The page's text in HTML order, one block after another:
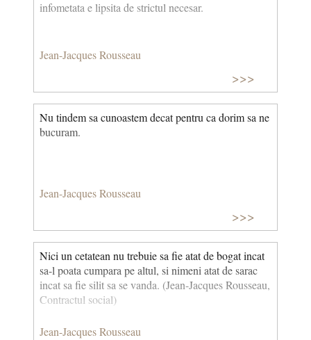
infometata e lipsita de strictul necesar.
Jean-Jacques Rousseau
>>>
Nu tindem sa cunoastem decat pentru ca dorim sa ne
bucuram.
Jean-Jacques Rousseau
>>>
Nici un cetatean nu trebuie sa fie atat de bogat incat
sa-l poata cumpara pe altul, si nimeni atat de sarac
incat sa fie silit sa se vanda. (Jean-Jacques Rousseau,
Contractul social)
Jean-Jacques Rousseau